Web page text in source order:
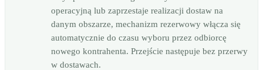
operacyjną lub zaprzestaje realizacji dostaw na
danym obszarze, mechanizm rezerwowy włącza się
automatycznie do czasu wyboru przez odbiorcę
nowego kontrahenta. Przejście następuje bez przerwy
w dostawach.